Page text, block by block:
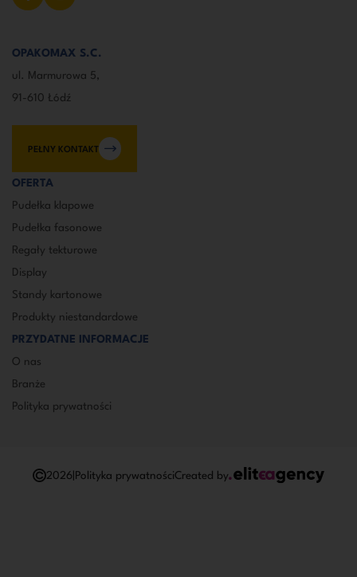
OPAKOMAX S.C.
ul. Marmurowa 5,
91-610 Łódź
PEŁNY KONTAKT
OFERTA
Pudełka klapowe
Pudełka fasonowe
Regały tekturowe
Display
Standy kartonowe
Produkty niestandardowe
PRZYDATNE INFORMACJE
O nas
Branże
Polityka prywatności
2026 Polityka prywatnościCreated by